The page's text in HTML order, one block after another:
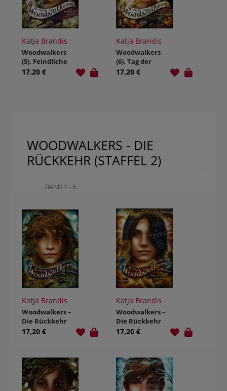
Katja Brandis
Woodwalkers
(5). Feindliche
Spuren
17,20 €
Katja Brandis
Woodwalkers
(6). Tag der
Rache
17,20 €
WOODWALKERS - DIE
RÜCKKEHR (STAFFEL 2)
BAND 1 - 6
Katja Brandis
Woodwalkers –
Die Rückkehr
(Staffel 2, Band
der Wandler
17,20 €
Katja Brandis
Woodwalkers –
Die Rückkehr
(Staffel 2, Band
17,20 €